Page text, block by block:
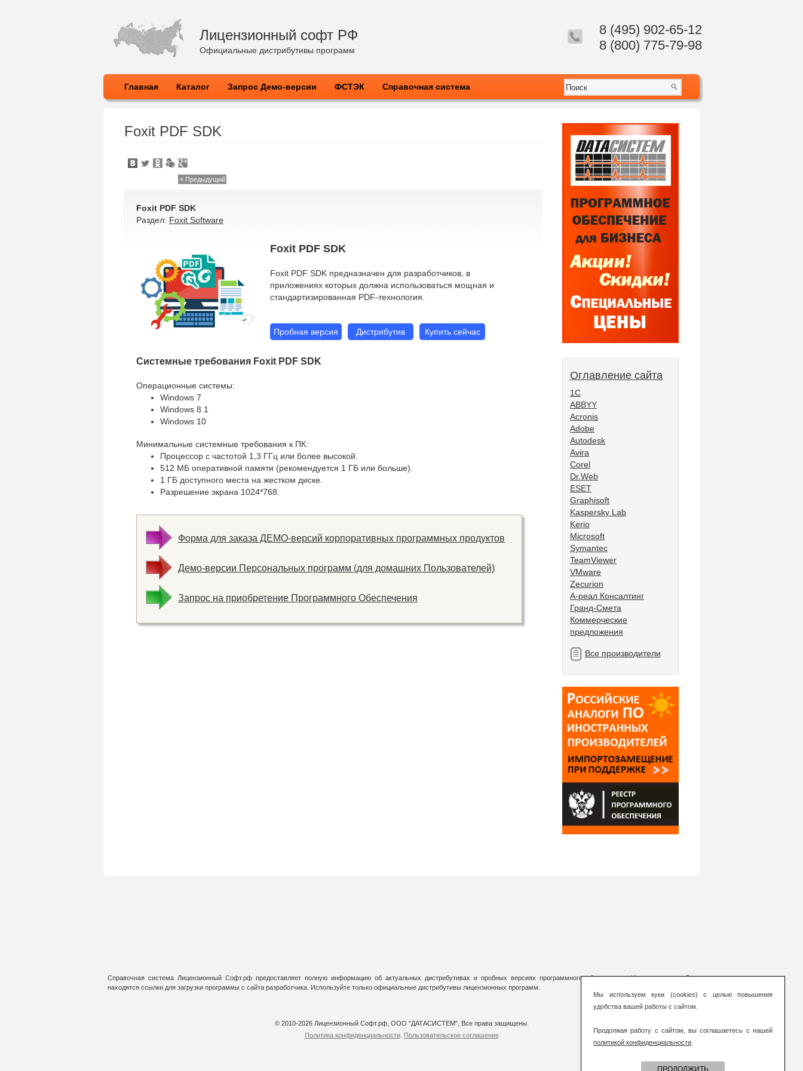
Лицензионный софт РФ
Официальные дистрибутивы программ
8 (495) 902-65-12
8 (800) 775-79-98
Главная Каталог Запрос Демо-версии ФСТЭК Справочная система
Foxit PDF SDK
« Предыдущий
Foxit PDF SDK
Раздел: Foxit Software
Foxit PDF SDK
Foxit PDF SDK предназначен для разработчиков, в
приложениях которых должна использоваться мощная и
стандартизированная PDF-технология.
Пробная версия Дистрибутив Купить сейчас
Системные требования Foxit PDF SDK
Операционные системы:
Windows 7
Windows 8.1
Windows 10
Минимальные системные требования к ПК:
Процессор с частотой 1,3 ГГц или более высокой.
512 МБ оперативной памяти (рекомендуется 1 ГБ или больше).
1 ГБ доступного места на жестком диске.
Разрешение экрана 1024*768.
Форма для заказа ДЕМО-версий корпоративных программных продуктов
Демо-версии Персональных программ (для домашних Пользователей)
Запрос на приобретение Программного Обеспечения
Оглавление сайта
1С
ABBYY
Acronis
Adobe
Autodesk
Avira
Corel
Dr.Web
ESET
Graphisoft
Kaspersky Lab
Kerio
Microsoft
Symantec
TeamViewer
VMware
Zecurion
А-реал Консалтинг
Гранд-Смета
Коммерческие
предложения
Все производители
Справочная система Лицензионный Софт.рф предоставляет полную информацию об актуальных дистрибутивах и пробных версиях программного обеспечения. На страницах сайта
находятся ссылки для загрузки программы с сайта разработчика. Используйте только официальные дистрибутивы лицензионных программ.
© 2010-2026 Лицензионный Софт.рф, ООО "ДАТАСИСТЕМ", Все права защищены.
Политика конфиденциальности. Пользовательское соглашение
Мы используем куки (cookies) с целью повышения
удобства вашей работы с сайтом.
Продолжая работу с сайтом, вы соглашаетесь с нашей
политикой конфиденциальности
ПРОДОЛЖИТЬ